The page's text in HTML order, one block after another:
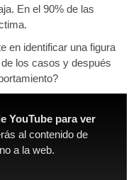
En el 90% de las
en identificar una figura
los casos y después
YouTube para ver
al contenido de
a la web.